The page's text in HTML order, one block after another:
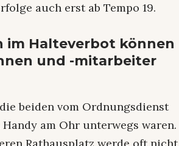
auch erst ab Tempo 19.
im Halteverbot können
und -mitarbeiter
beiden vom Ordnungsdienst
am Ohr unterwegs waren.
Rathausplatz werde oft nicht